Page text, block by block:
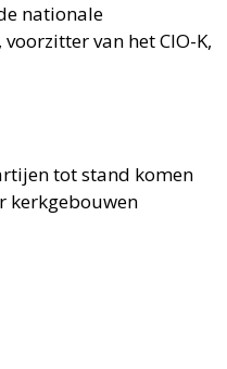
nationale
van het CIO-K,
tot stand komen
kerkgebouwen